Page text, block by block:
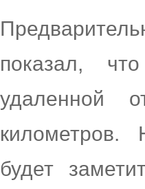
показал,
удаленной
километров.
будет